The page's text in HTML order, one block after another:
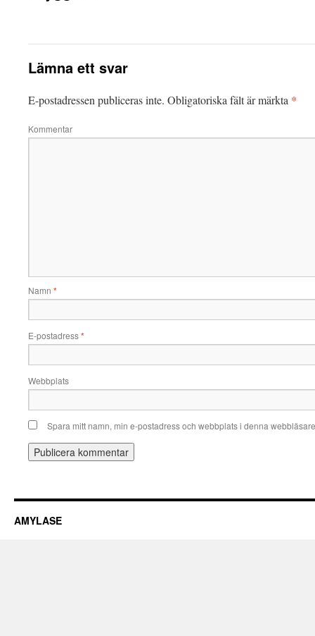
Lämna ett svar
E-postadressen publiceras inte. Obligatoriska fält är märkta *
Kommentar
Namn *
E-postadress*
Webbplats
Spara mitt namn, min e-postadress och webbplats i denna
AMYLASE